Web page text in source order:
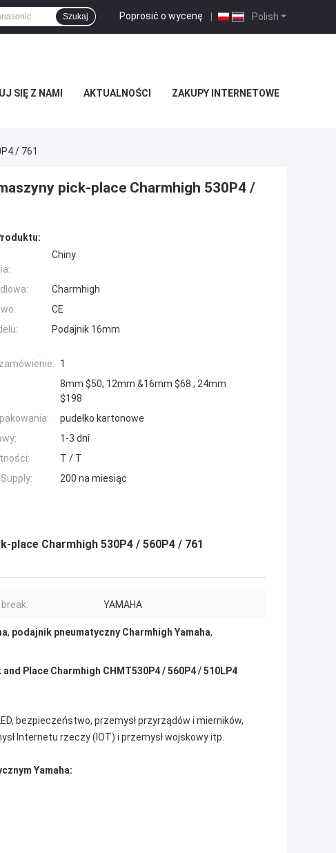
Polish
Poprosić o wycenę |
Szukaj
SIĘ Z NAMI AKTUALNOŚCI ZAKUPY INTERNETOWE
/ 761
pick-place Charmhigh 530P4 /
Chiny
Charmhigh
CE
Podajnik 16mm
1
8mm $50; 12mm &16mm $68 ; 24mm
$198
pudełko kartonowe
1-3 dni
T / T
200 na miesiąc
place Charmhigh 530P4 / 560P4 / 761
break: YAMAHA
, podajnik pneumatyczny Charmhigh Yamaha,
Place Charmhigh CHMT530P4 / 560P4 / 510LP4
bezpieczeństwo, przemysł przyrządów i mierników,
Internetu rzeczy (IOT) i przemysł wojskowy itp.
Yamaha: